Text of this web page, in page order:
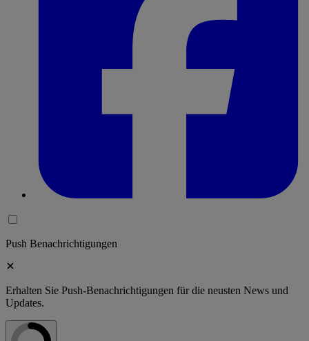
Push Benachrichtigungen
Erhalten Sie Push-Benachrichtigungen für die neusten News und
Updates.